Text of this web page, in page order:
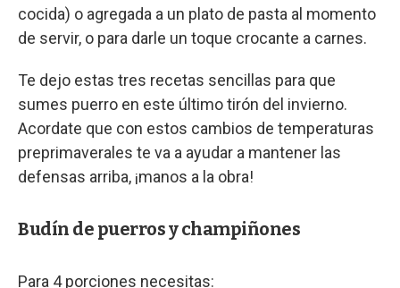
cocida) o agregada a un plato de pasta al momento
de servir, o para darle un toque crocante a carnes.
Te dejo estas tres recetas sencillas para que
sumes puerro en este último tirón del invierno.
Acordate que con estos cambios de temperaturas
preprimaverales te va a ayudar a mantener las
defensas arriba, ¡manos a la obra!
Budín de puerros y champiñones
Para 4 porciones necesitas: